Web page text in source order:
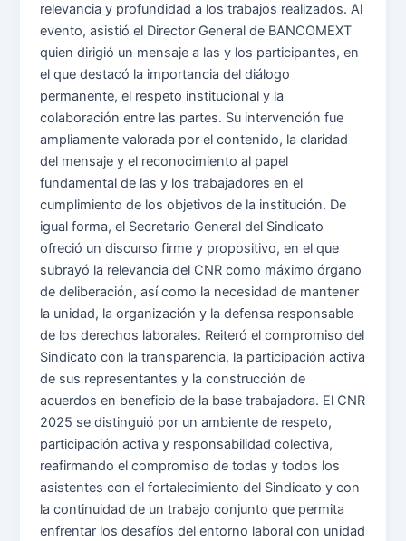
relevancia y profundidad a los trabajos realizados. Al
evento, asistió el Director General de BANCOMEXT
quien dirigió un mensaje a las y los participantes, en
el que destacó la importancia del diálogo
permanente, el respeto institucional y la
colaboración entre las partes. Su intervención fue
ampliamente valorada por el contenido, la claridad
del mensaje y el reconocimiento al papel
fundamental de las y los trabajadores en el
cumplimiento de los objetivos de la institución. De
igual forma, el Secretario General del Sindicato
ofreció un discurso firme y propositivo, en el que
subrayó la relevancia del CNR como máximo órgano
de deliberación, así como la necesidad de mantener
la unidad, la organización y la defensa responsable
de los derechos laborales. Reiteró el compromiso del
Sindicato con la transparencia, la participación activa
de sus representantes y la construcción de
acuerdos en beneficio de la base trabajadora. El CNR
2025 se distinguió por un ambiente de respeto,
participación activa y responsabilidad colectiva,
reafirmando el compromiso de todas y todos los
asistentes con el fortalecimiento del Sindicato y con
la continuidad de un trabajo conjunto que permita
enfrentar los desafíos del entorno laboral con unidad